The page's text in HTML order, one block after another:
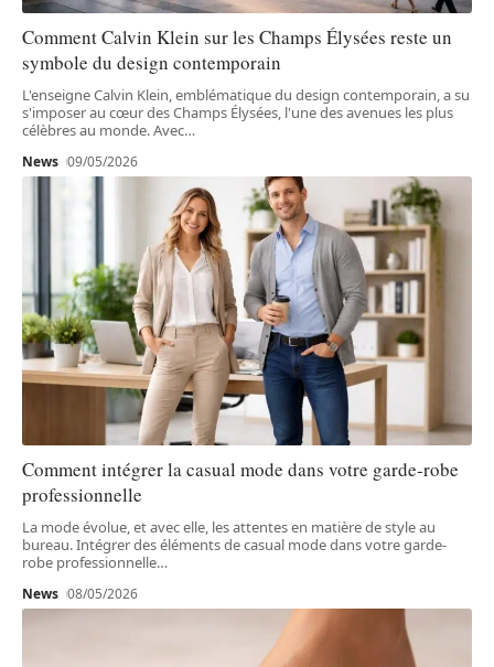
Comment Calvin Klein sur les Champs Élysées reste un
symbole du design contemporain
L'enseigne Calvin Klein, emblématique du design contemporain, a su
s'imposer au cœur des Champs Élysées, l'une des avenues les plus
célèbres au monde. Avec…
News 09/05/2026
Comment intégrer la casual mode dans votre garde-robe
professionnelle
La mode évolue, et avec elle, les attentes en matière de style au
bureau. Intégrer des éléments de casual mode dans votre garde-
robe professionnelle…
News 08/05/2026